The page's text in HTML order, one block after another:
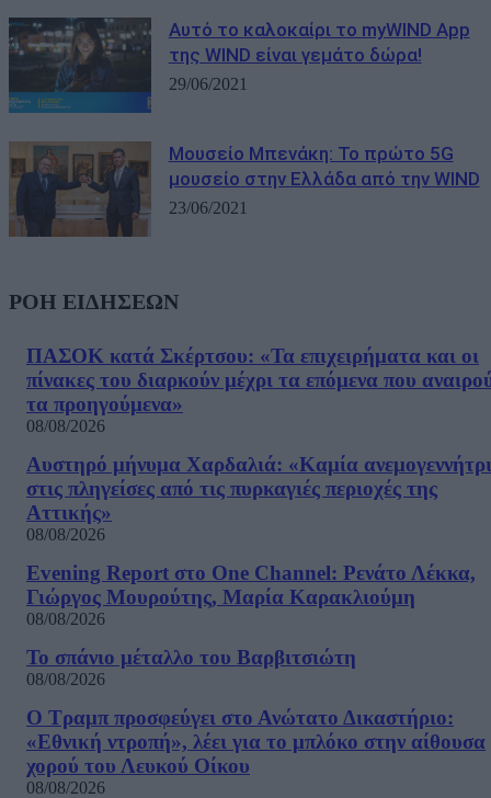
Αυτό το καλοκαίρι το myWIND App
της WIND είναι γεμάτο δώρα!
29/06/2021
Μουσείο Μπενάκη: Το πρώτο 5G
μουσείο στην Ελλάδα από την WIND
23/06/2021
ΡΟΗ ΕΙΔΗΣΕΩΝ
ΠΑΣΟΚ κατά Σκέρτσου: «Τα επιχειρήματα και οι
πίνακες του διαρκούν μέχρι τα επόμενα που
τα προηγούμενα»
08/08/2026
Αυστηρό μήνυμα Χαρδαλιά: «Καμία
στις πληγείσες από τις πυρκαγιές περιοχές της
Αττικής»
08/08/2026
Evening Report στο One Channel: Ρενάτο Λέκκα,
Γιώργος Μουρούτης, Μαρία Καρακλιούμη
08/08/2026
Το σπάνιο μέταλλο του Βαρβιτσιώτη
08/08/2026
Ο Τραμπ προσφεύγει στο Ανώτατο Δικαστήριο:
«Εθνική ντροπή», λέει για το μπλόκο στην αίθουσα
χορού του Λευκού Οίκου
08/08/2026